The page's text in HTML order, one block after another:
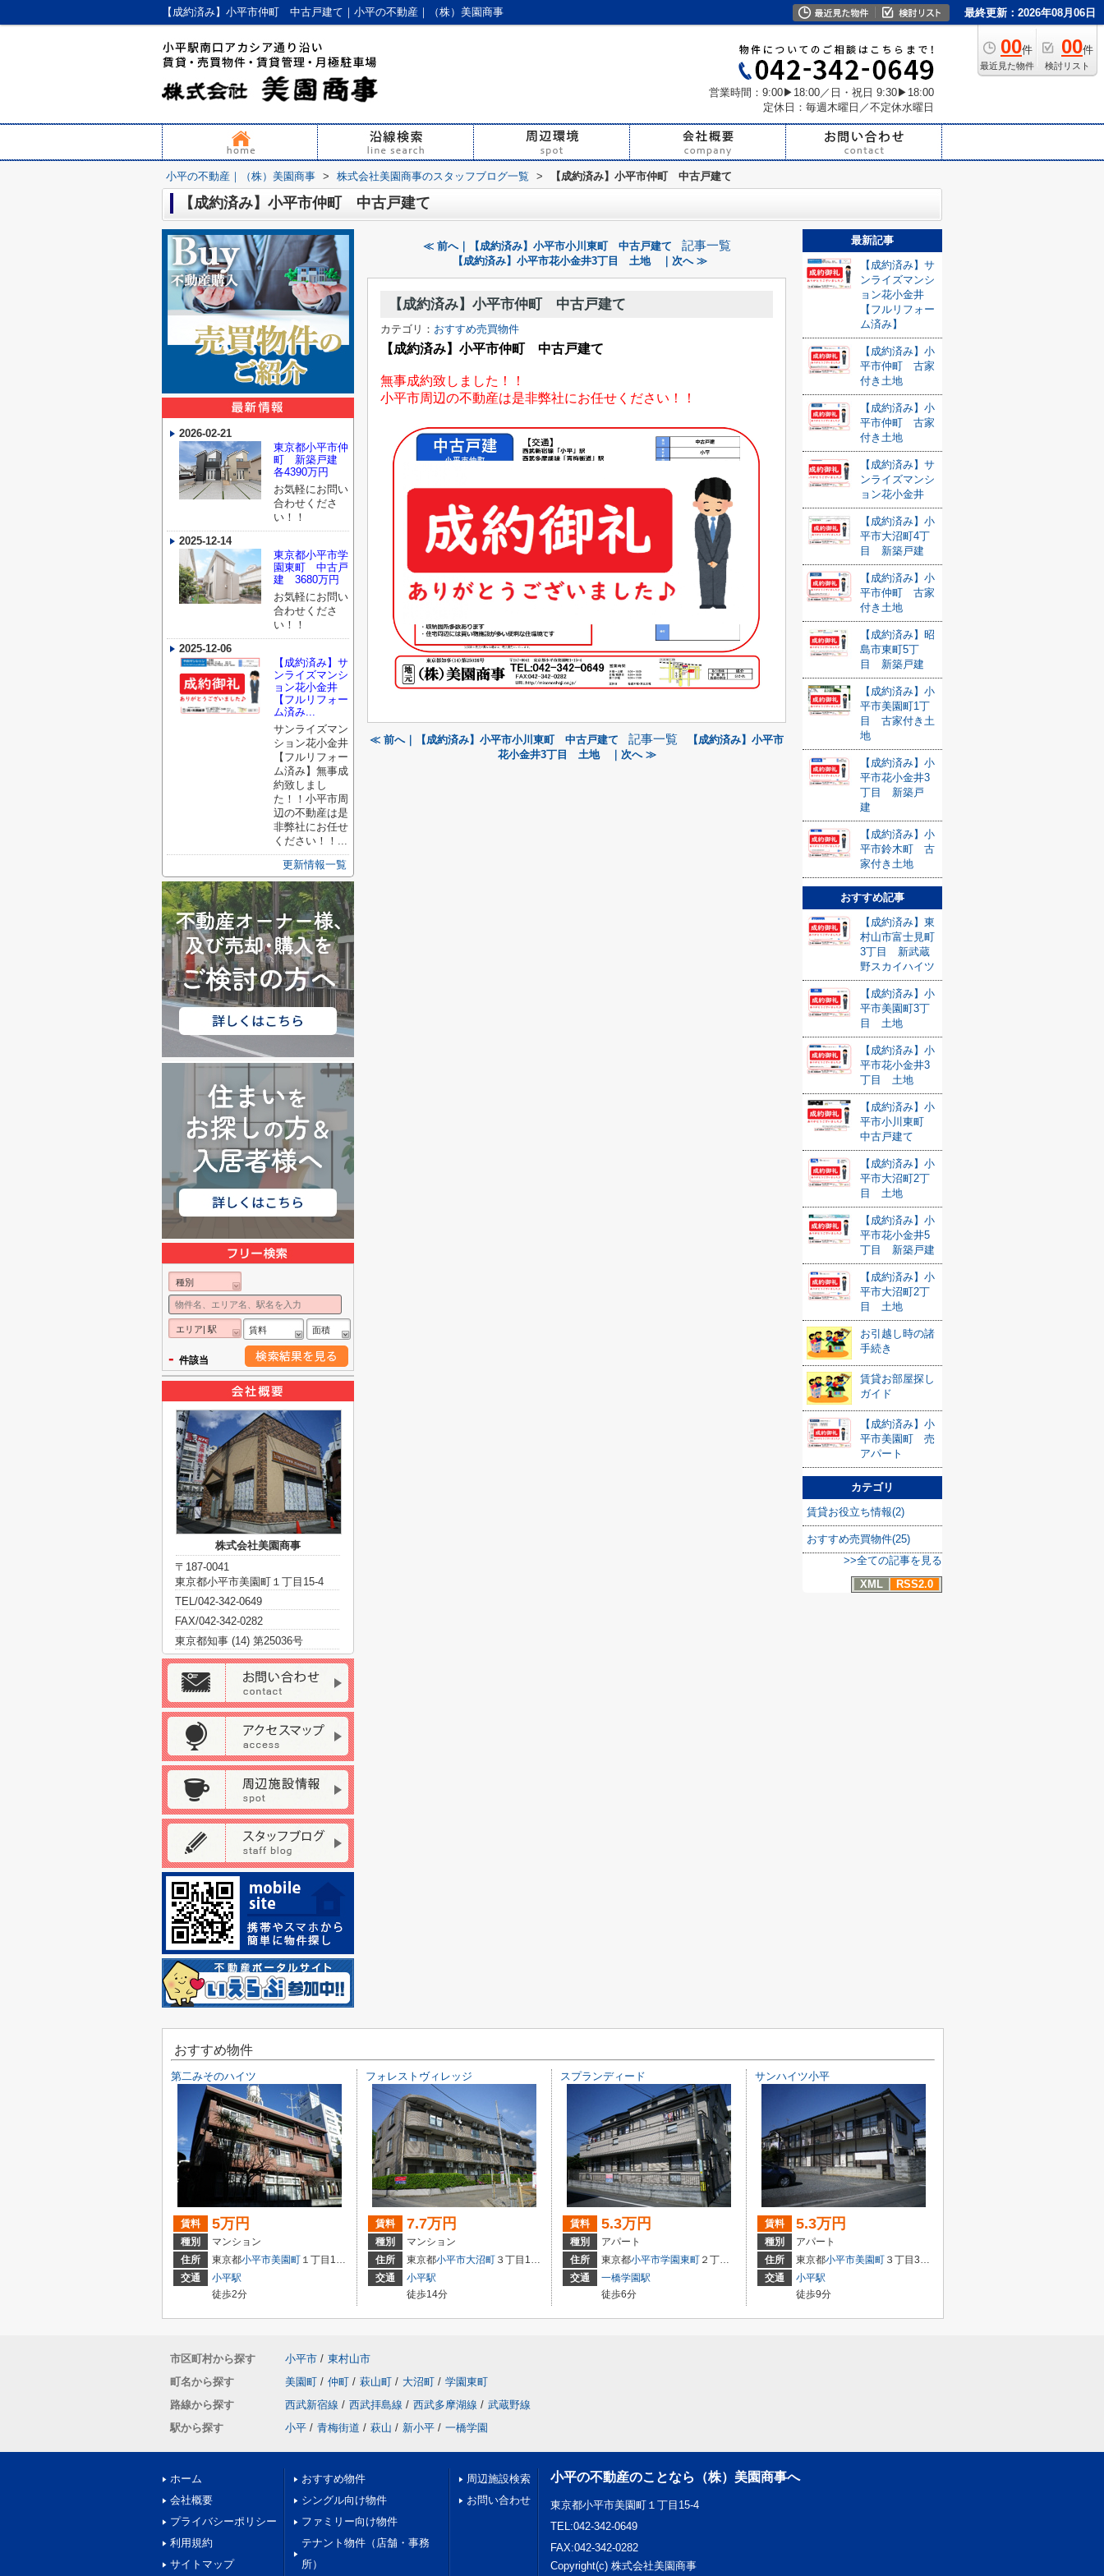
【成約済み】小平市仲町 中古戸建て｜小平の不動産｜（株）美園商事 最終更新：2026年08月06日
00件
最近見た物件
00件
検討リスト
営業時間：9:00▶18:00／日・祝日 9:30▶18:00
定休日：毎週木曜日／不定休水曜日
小平の不動産｜（株）美園商事 > 株式会社美園商事のスタッフブログ一覧 > 【成約済み】小平市仲町 中古戸建て
【成約済み】小平市仲町 中古戸建て
≪ 前へ｜【成約済み】小平市小川東町 中古戸建て 記事一覧
【成約済み】小平市花小金井3丁目 土地 ｜次へ ≫
【成約済み】小平市仲町 中古戸建て
カテゴリ： おすすめ売買物件
【成約済み】小平市仲町 中古戸建て
無事成約致しました！！
小平市周辺の不動産は是非弊社にお任せください！！
≪ 前へ｜【成約済み】小平市小川東町 中古戸建て 記事一覧
【成約済み】小平市
花小金井3丁目 土地 ｜次へ ≫
最新記事
【成約済み】サ
ンライズマンシ
ョン花小金井
【フルリフォー
ム済み】
【成約済み】小
平市仲町 古家
付き土地
【成約済み】小
平市仲町 古家
付き土地
【成約済み】サ
ンライズマンシ
ョン花小金井
【成約済み】小
平市大沼町4丁
目 新築戸建
【成約済み】小
平市仲町 古家
付き土地
【成約済み】昭
島市東町5丁
目 新築戸建
【成約済み】小
平市美園町1丁
目 古家付き土
地
【成約済み】小
平市花小金井3
丁目 新築戸
建
【成約済み】小
平市鈴木町 古
家付き土地
おすすめ記事
【成約済み】東
村山市富士見町
3丁目 新武蔵
野スカイハイツ
【成約済み】小
平市美園町3丁
目 土地
【成約済み】小
平市花小金井3
丁目 土地
【成約済み】小
平市小川東町
中古戸建て
【成約済み】小
平市大沼町2丁
目 土地
【成約済み】小
平市花小金井5
丁目 新築戸建
【成約済み】小
平市大沼町2丁
目 土地
お引越し時の諸
手続き
賃貸お部屋探し
ガイド
【成約済み】小
平市美園町 売
アパート
カテゴリ
賃貸お役立ち情報(2)
おすすめ売買物件(25)
>>全ての記事を見る
XML
RSS2.0
2026-02-21
東京都小平市仲
町 新築戸建
各4390万円
お気軽にお問い
合わせくださ
い！！
2025-12-14
東京都小平市学
園東町 中古戸
建 3680万円
お気軽にお問い
合わせくださ
い！！
2025-12-06
【成約済み】サ
ンライズマンシ
ョン花小金井
【フルリフォー
ム済み...
サンライズマン
ション花小金井
【フルリフォー
ム済み】無事成
約致しまし
た！！小平市周
辺の不動産は是
非弊社にお任せ
ください！！...
更新情報一覧
種別
エリア| 駅 賃料 面積
- 件該当
株式会社美園商事
〒187-0041
東京都小平市美園町１丁目15-4
TEL/042-342-0649
FAX/042-342-0282
東京都知事 (14) 第25036号
おすすめ物件
第二みそのハイツ
賃料 5万円
種別
マンション
住所
東京都小平市美園町 １丁目15-4
交通
小平駅
徒歩2分
フォレストヴィレッジ
賃料 7.7万円
種別
マンション
住所
東京都小平市大沼町 ３丁目10-19
交通
小平駅
徒歩14分
スプランディード
賃料 5.3万円
種別
アパート
住所
東京都小平市学園東町 ２丁目4-38
交通
一橋学園駅
徒歩6分
サンハイツ小平
賃料 5.3万円
種別
アパート
住所
東京都小平市美園町 ３丁目30−13
交通
小平駅
徒歩9分
市区町村から探す 小平市 / 東村山市
町名から探す
美園町 / 仲町 / 萩山町 / 大沼町 / 学園東町
路線から探す
西武新宿線 / 西武拝島線 / 西武多摩湖線 / 武蔵野線
駅から探す
小平 / 青梅街道 / 萩山 / 新小平 / 一橋学園
ホーム
会社概要
プライバシーポリシー
利用規約
サイトマップ
おすすめ物件
シングル向け物件
ファミリー向け物件
テナント物件（店舗・事務
所）
周辺施設検索
お問い合わせ
小平の不動産のことなら（株）美園商事へ
東京都小平市美園町１丁目15-4
TEL:042-342-0649
FAX:042-342-0282
Copyright(c) 株式会社美園商事